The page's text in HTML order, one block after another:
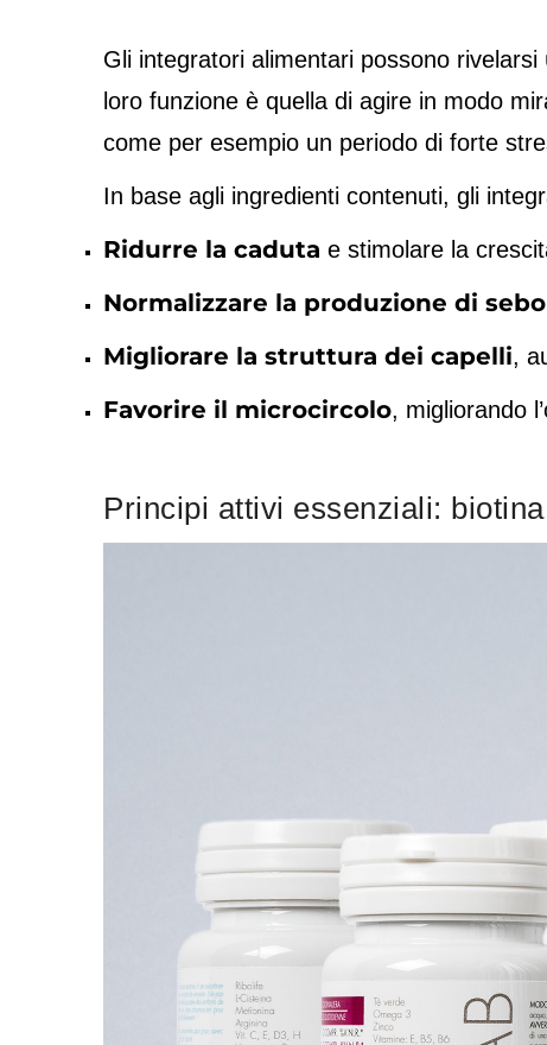
Gli integratori alimentari possono rivelarsi
loro funzione è quella di agire in modo
come per esempio un periodo di forte
In base agli ingredienti contenuti, gli
Ridurre la caduta e stimolare la
Normalizzare la produzione di sebo
Migliorare la struttura dei capelli,
Favorire il microcircolo, migliorando
Principi attivi essenziali: